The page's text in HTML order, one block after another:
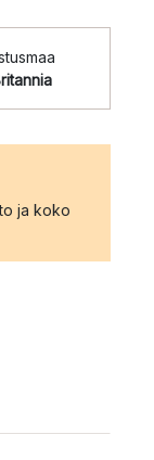
ja koko